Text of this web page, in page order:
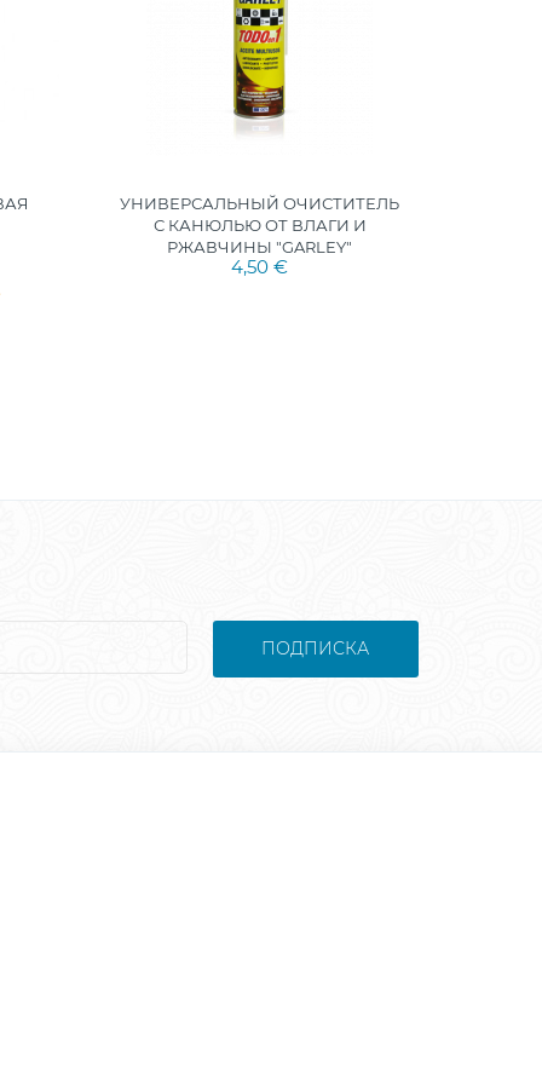
УНИВЕРСАЛЬНЫЙ ОЧИСТИТЕЛЬ
С КАНЮЛЬЮ ОТ ВЛАГИ И
РЖАВЧИНЫ "GARLEY"
4,50 €
ПОДПИСКА